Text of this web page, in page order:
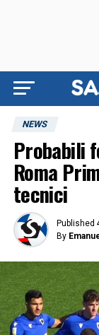
NEWS
Probabili
Roma
tecnici
Published
By